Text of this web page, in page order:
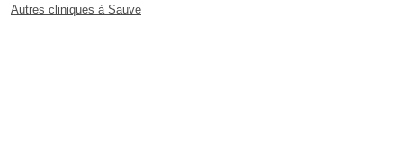
Autres cliniques à Sauve